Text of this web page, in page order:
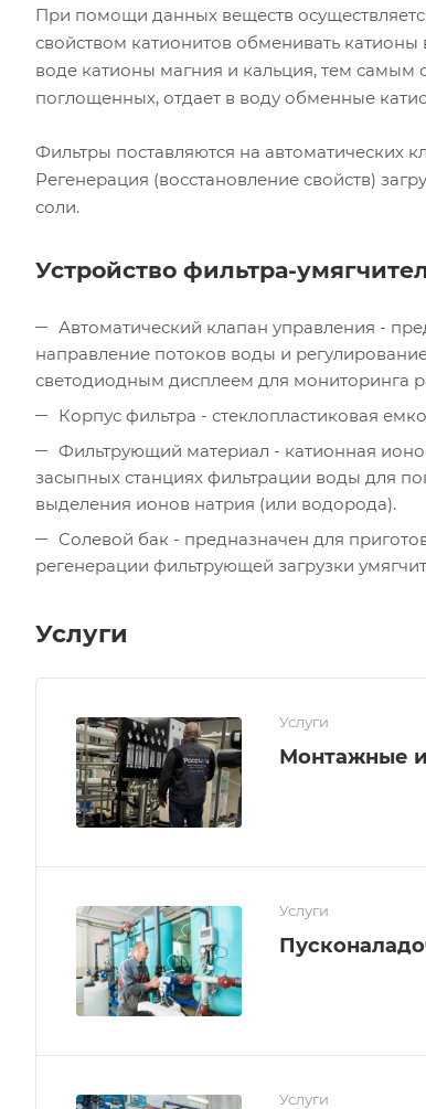
При помощи данных веществ
свойством катионитов обменивать
воде катионы магния и кальция, тем самым
поглощенных, отдает в воду обменные
Фильтры поставляются на автоматических
Регенерация (восстановление свойств)
соли.
Устройство фильтра-
Автоматический клапан управления -
направление потоков воды и
светодиодным дисплеем для мониторинга
Корпус фильтра - стеклопластиковая
Фильтрующий материал - катионная
засыпных станциях фильтрации воды для
выделения ионов натрия (или водорода).
Солевой бак - предназначен для
регенерации фильтрующей загрузки
Услуги
Услуги
Монтажные
Услуги
Услуги